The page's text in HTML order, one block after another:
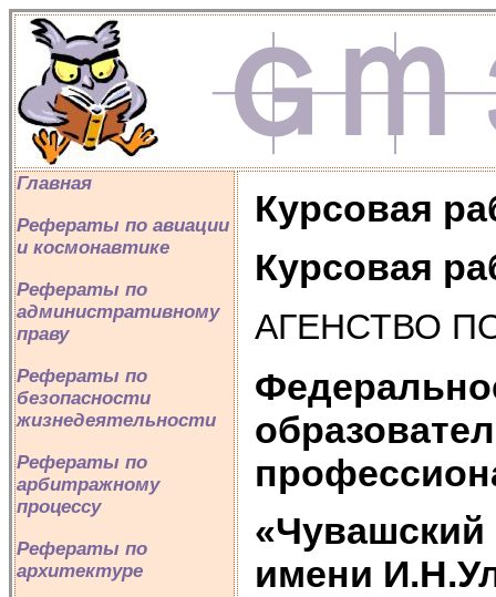
Главная
Рефераты по авиации
и космонавтике
Рефераты по
административному
праву
Рефераты по
безопасности
жизнедеятельности
Рефераты по
арбитражному
процессу
Рефераты по
архитектуре
Курсовая
Курсовая
АГЕНСТВО
«Чувашский
имени